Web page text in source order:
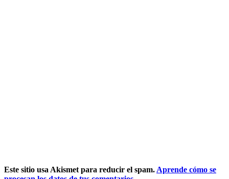
Este sitio usa Akismet para reducir el spam. Aprende cómo se